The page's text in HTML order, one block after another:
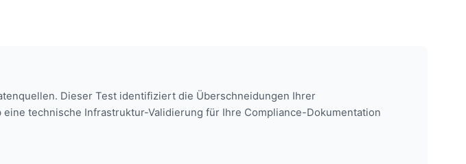
Dieser Test identifiziert die Überschneidungen Ihrer
technische Infrastruktur-Validierung für Ihre Compliance-Dokumentation